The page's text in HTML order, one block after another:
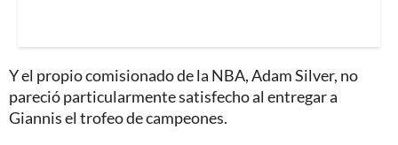
Y el propio comisionado de la NBA, Adam Silver, no
pareció particularmente satisfecho al entregar a
Giannis el trofeo de campeones.